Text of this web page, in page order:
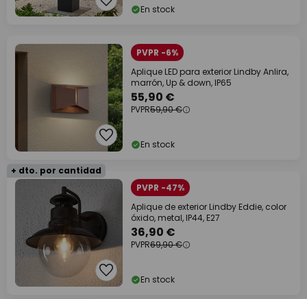
En stock
PVPR -6%
Aplique LED para exterior Lindby Anlira,
marrón, Up & down, IP65
55,90 €
PVPR59,90 €
En stock
+ dto. por cantidad
PVPR -47%
Aplique de exterior Lindby Eddie, color
óxido, metal, IP44, E27
36,90 €
PVPR69,90 €
En stock